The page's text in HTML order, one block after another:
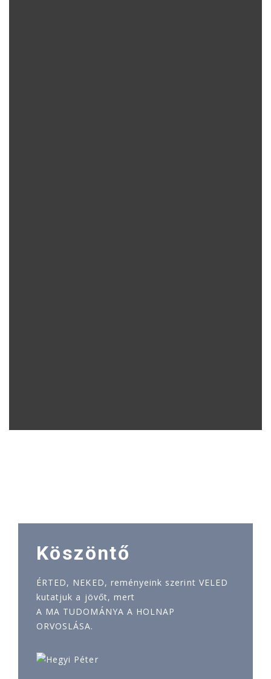
Köszöntő
ÉRTED, NEKED, reményeink szerint VELED
kutatjuk a jövőt, mert
A MA TUDOMÁNYA A HOLNAP
ORVOSLÁSA.